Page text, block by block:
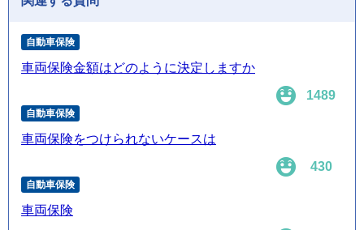
自動車保険
車両保険金額はどのように決定しますか
1489
自動車保険
車両保険をつけられないケースは
430
自動車保険
車両保険